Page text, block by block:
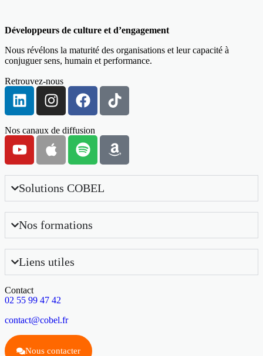
Développeurs de culture et d’engagement
Nous révélons la maturité des organisations et leur capacité à
conjuguer sens, humain et performance.
Retrouvez-nous
Nos canaux de diffusion
Solutions COBEL
Nos formations
Liens utiles
Contact
02 55 99 47 42
contact@cobel.fr
Nous contacter